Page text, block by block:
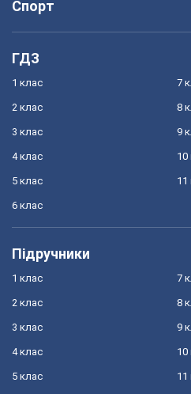
Спорт
ГДЗ
1 клас
2 клас
3 клас
4 клас
5 клас
6 клас
7
8
9
10
11
Підручники
1 клас
2 клас
3 клас
4 клас
5 клас
7
8
9
10
11